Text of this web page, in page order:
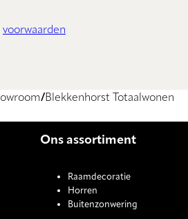
voorwaarden
Blekkenhorst Totaalwonen
Ons assortiment
Raamdecoratie
Horren
Buitenzonwering